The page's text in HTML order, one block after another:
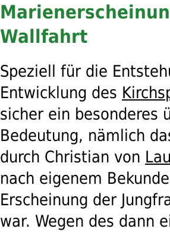
Wallfahrt
Speziell für die
Entwicklung des
sicher ein besonderes
Bedeutung, nämlich
durch Christian von
nach eigenem
Erscheinung der
war. Wegen des dann